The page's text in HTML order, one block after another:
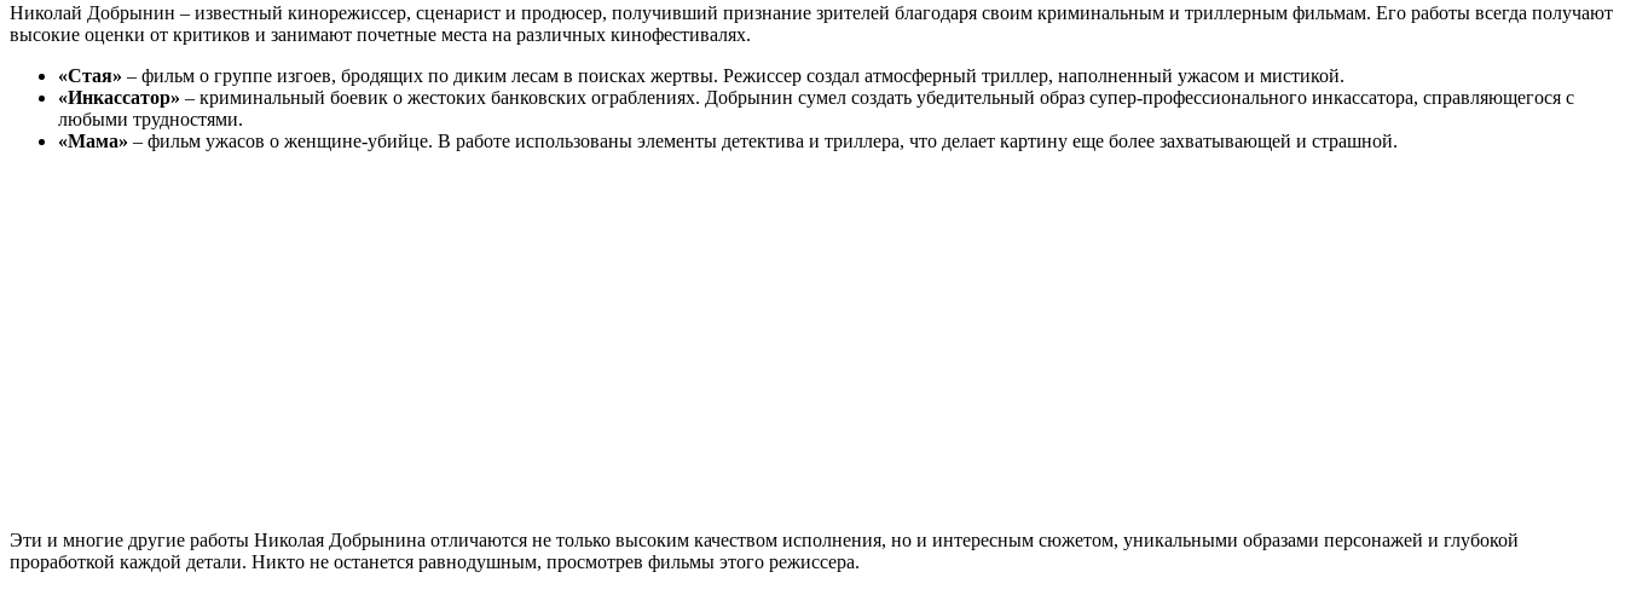
Николай Добрынин – известный кинорежиссер, сценарист и продюсер, получивший признание зрителей благодаря своим криминальным и триллерным фильмам. Его работы всегда получают
высокие оценки от критиков и занимают почетные места на различных кинофестивалях.
«Стая» – фильм о группе изгоев, бродящих по диким лесам в поисках жертвы. Режиссер создал атмосферный триллер, наполненный ужасом и мистикой.
«Инкассатор» – криминальный боевик о жестоких банковских ограблениях. Добрынин сумел создать убедительный образ супер-профессионального инкассатора, справляющегося с
любыми трудностями.
«Мама» – фильм ужасов о женщине-убийце. В работе использованы элементы детектива и триллера, что делает картину еще более захватывающей и страшной.
Эти и многие другие работы Николая Добрынина отличаются не только высоким качеством исполнения, но и интересным сюжетом, уникальными образами персонажей и глубокой
проработкой каждой детали. Никто не останется равнодушным, просмотрев фильмы этого режиссера.